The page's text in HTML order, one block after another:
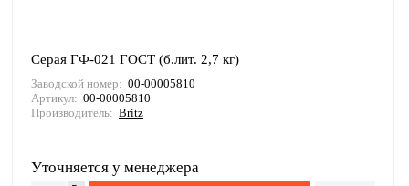
Серая ГФ-021 ГОСТ (б.лит. 2,7 кг)
Заводской номер: 00-00005810
Артикул: 00-00005810
Производитель: Britz
Уточняется у менеджера